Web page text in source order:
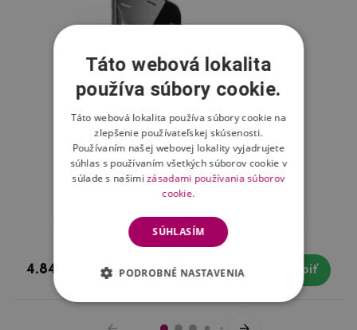
Fix ochranná fólia na iPhone 6s Plus a 6 Plus
4.84 € Skladom Kúpiť
Táto webová lokalita
používa súbory cookie.
Táto webová lokalita používa súbory cookie na
zlepšenie používateľskej skúsenosti.
Používaním našej webovej lokality vyjadrujete
súhlas s používaním všetkých súborov cookie v
súlade s našimizásadami používania súborov
cookie.
SÚHLASÍM
PODROBNÉ NASTAVENIA